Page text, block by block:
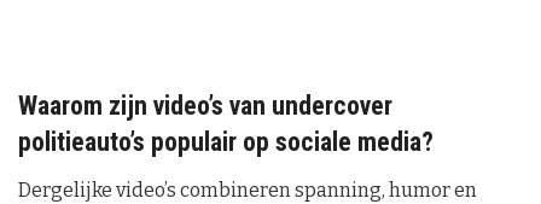
Waarom zijn video’s van undercover
politieauto’s populair op sociale media?
Dergelijke video’s combineren spanning, humor en